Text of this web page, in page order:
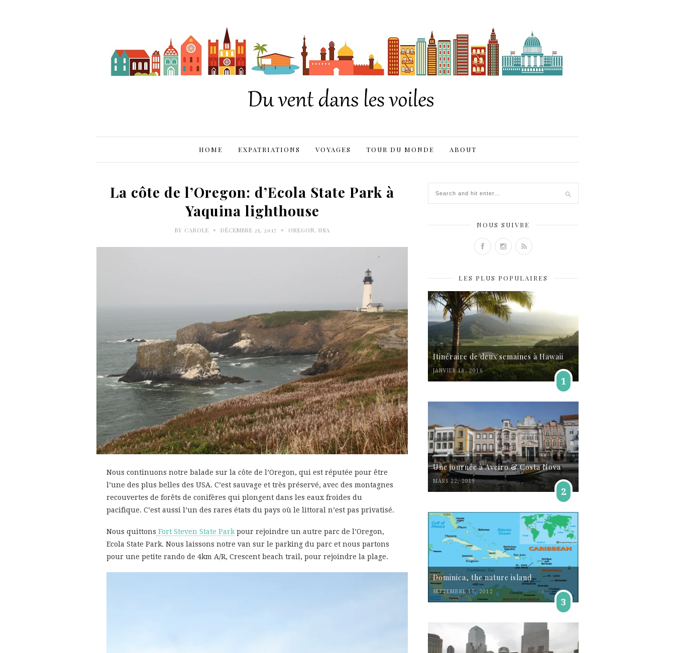
HOME EXPATRIATIONS VOYAGES TOUR DU MONDE ABOUT
La côte de l’Oregon: d’Ecola State Park à
Yaquina lighthouse
BY CAROLE • DÉCEMBRE 25, 2017 • OREGON, USA
Nous continuons notre balade sur la côte de l’Oregon, qui est réputée pour être
l’une des plus belles des USA. C’est sauvage et très préservé, avec des montagnes
recouvertes de forêts de conifères qui plongent dans les eaux froides du
pacifique. C’est aussi l’un des rares états du pays où le littoral n’est pas privatisé.
Nous quittons Fort Steven State Park pour rejoindre un autre parc de l’Oregon,
Ecola State Park. Nous laissons notre van sur le parking du parc et nous partons
pour une petite rando de 4km A/R, Crescent beach trail, pour rejoindre la plage.
NOUS SUIVRE
LES PLUS POPULAIRES
Itinéraire de deux semaines à Hawaii
JANVIER 18, 2016
1
Une journée à Aveiro & Costa Nova
MARS 22, 2019
2
Dominica, the nature island
SEPTEMBRE 15, 2012
3